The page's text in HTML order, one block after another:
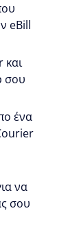
eBill
και
σου
ένα
να
σου